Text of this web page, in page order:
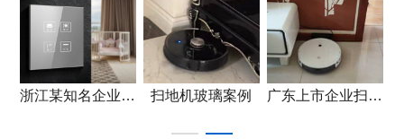
浙江某知名企业产品应用 扫地机玻璃案例 广东上市企业扫地机玻璃案例